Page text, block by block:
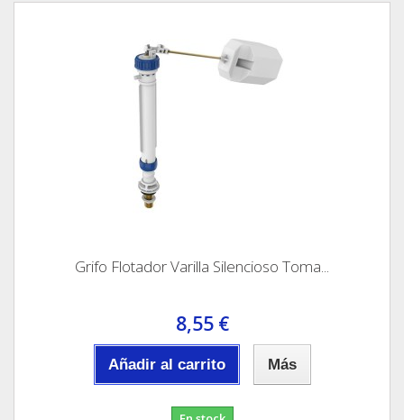
Grifo Flotador Varilla Silencioso Toma...
8,55 €
Añadir al carrito Más